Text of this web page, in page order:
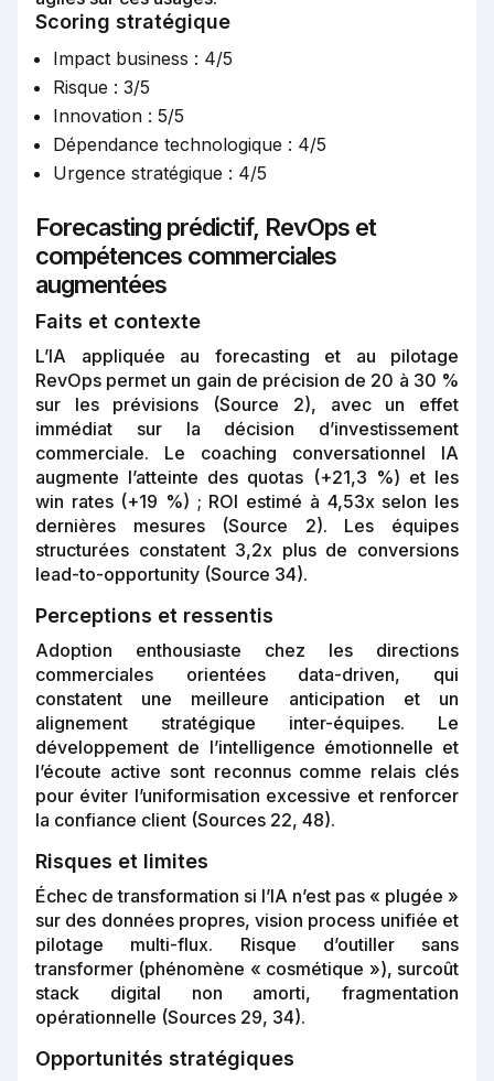
Scoring stratégique
Impact business : 4/5
Risque : 3/5
Innovation : 5/5
Dépendance technologique : 4/5
Urgence stratégique : 4/5
Forecasting prédictif, RevOps et
compétences commerciales
augmentées
Faits et contexte
L’IA appliquée au forecasting et au pilotage
RevOps permet un gain de précision de 20 à 30 %
sur les prévisions (Source 2), avec un effet
immédiat sur la décision d’investissement
commerciale. Le coaching conversationnel IA
augmente l’atteinte des quotas (+21,3 %) et les
win rates (+19 %) ; ROI estimé à 4,53x selon les
dernières mesures (Source 2). Les équipes
structurées constatent 3,2x plus de conversions
lead-to-opportunity (Source 34).
Perceptions et ressentis
Adoption enthousiaste chez les directions
commerciales orientées data-driven, qui
constatent une meilleure anticipation et un
alignement stratégique inter-équipes. Le
développement de l’intelligence émotionnelle et
l’écoute active sont reconnus comme relais clés
pour éviter l’uniformisation excessive et renforcer
la confiance client (Sources 22, 48).
Risques et limites
Échec de transformation si l’IA n’est pas « plugée »
sur des données propres, vision process unifiée et
pilotage multi-flux. Risque d’outiller sans
transformer (phénomène « cosmétique »), surcoût
stack digital non amorti, fragmentation
opérationnelle (Sources 29, 34).
Opportunités stratégiques